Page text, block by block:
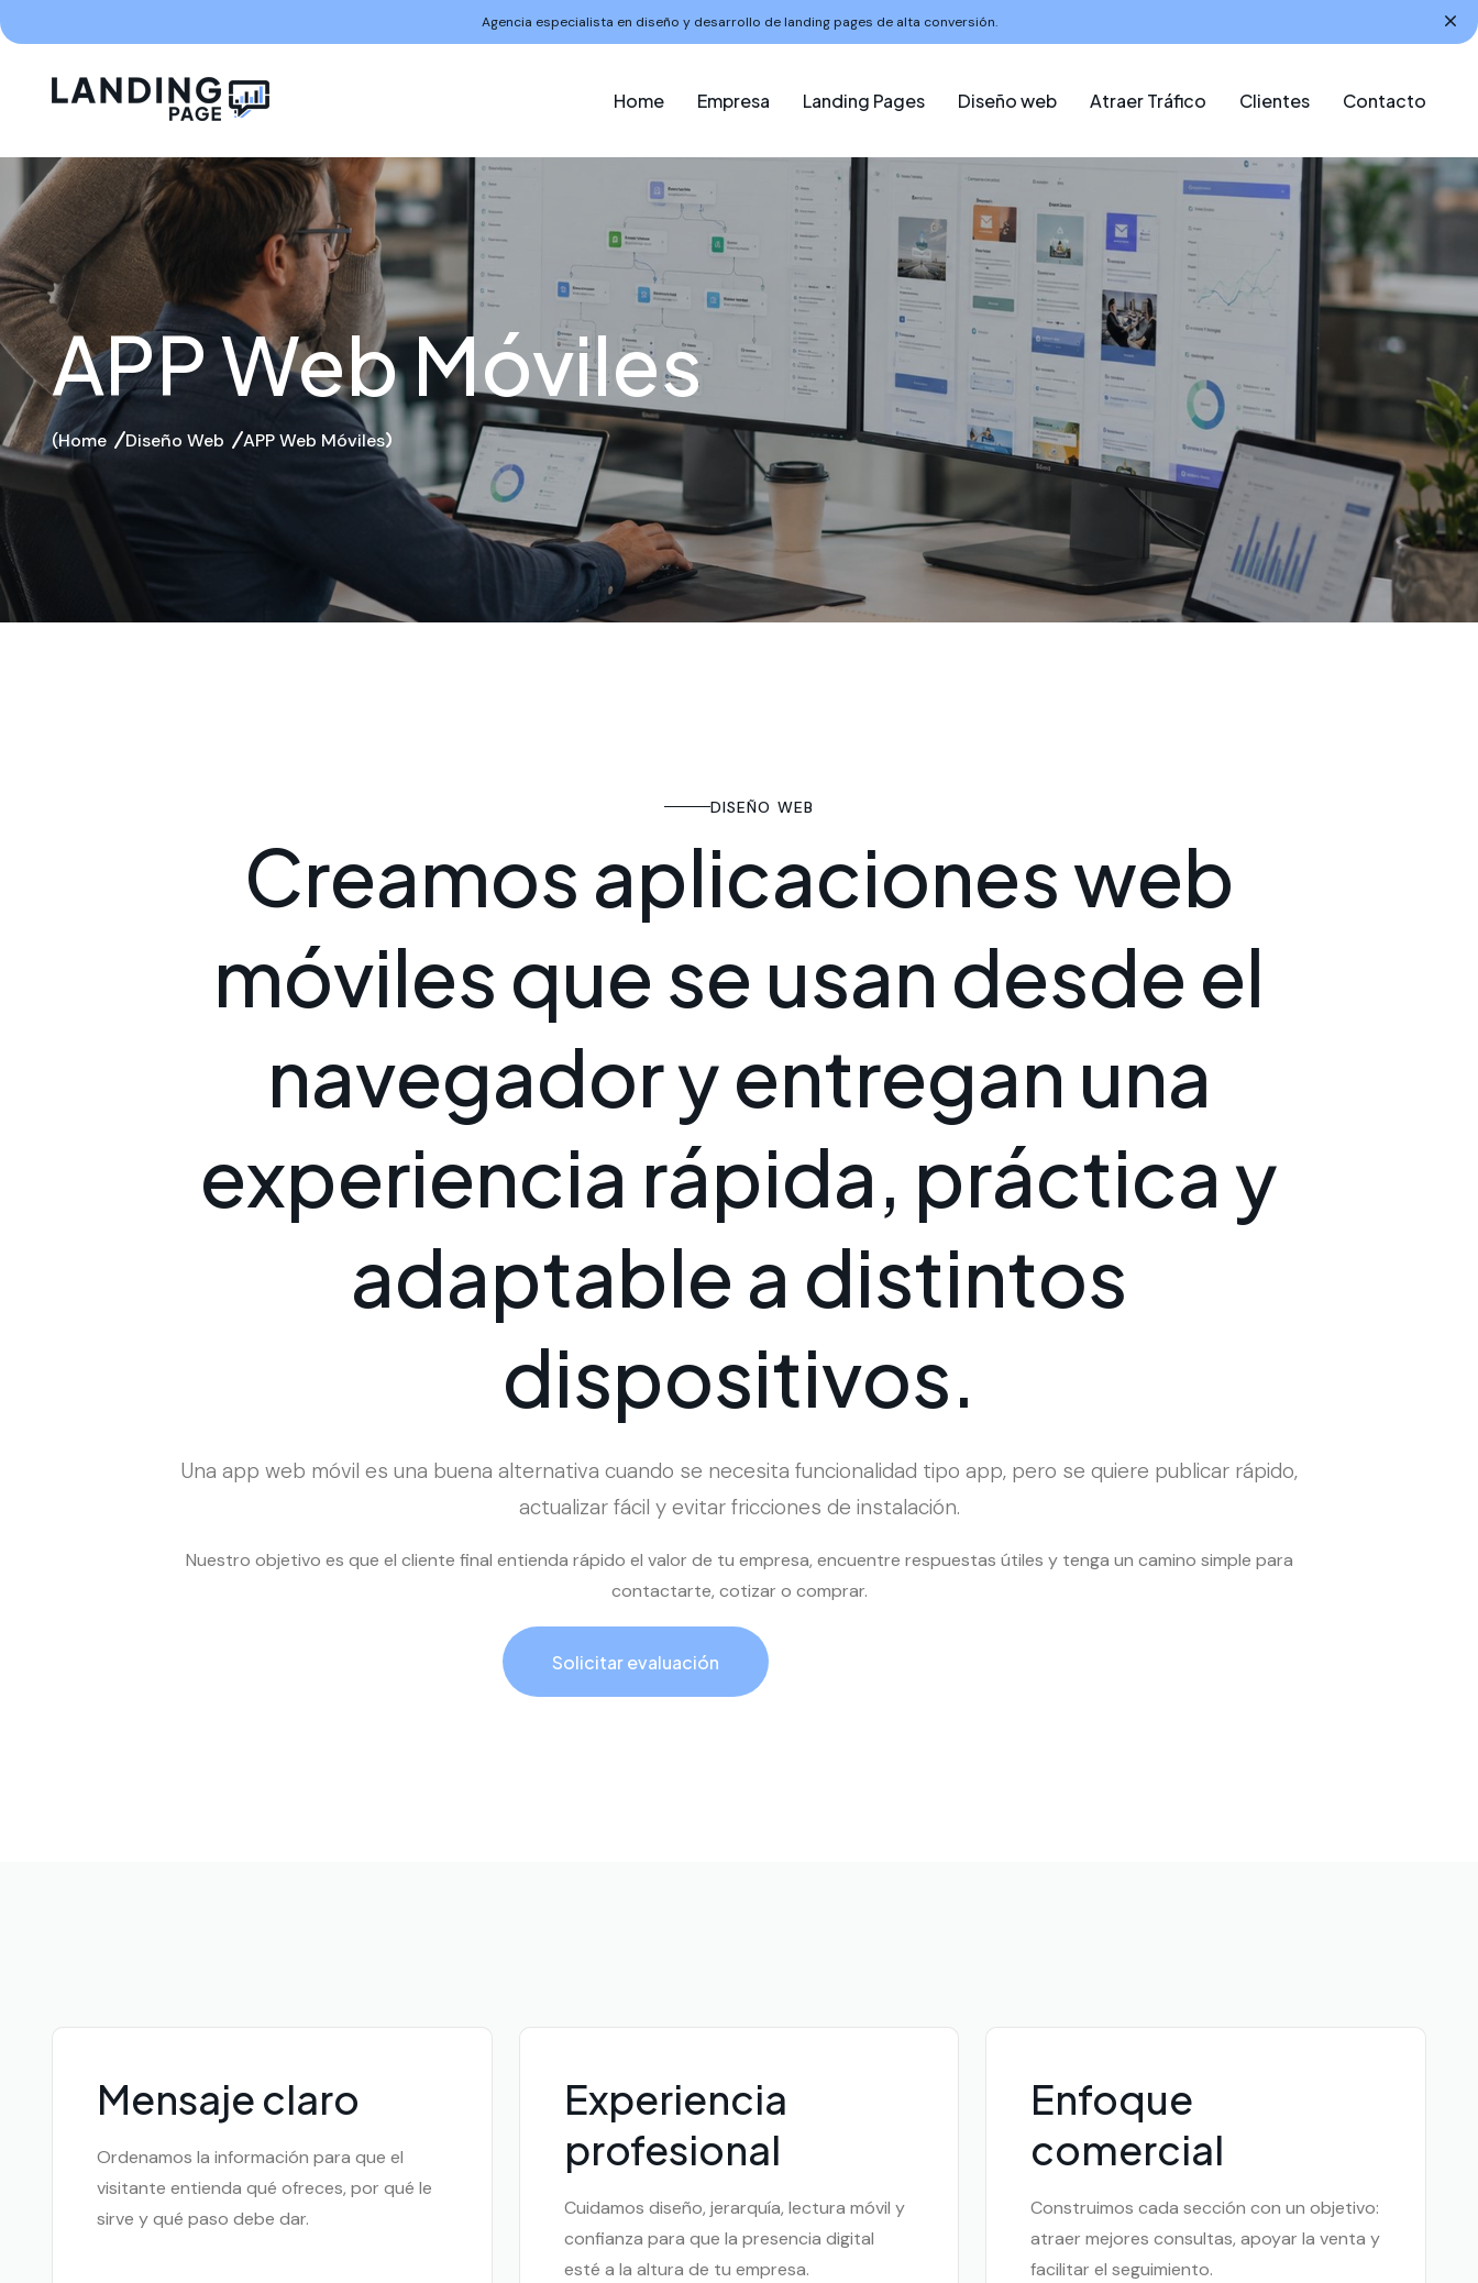
Agencia especialista en diseño y desarrollo de landing pages de alta conversión.
Home Empresa Landing Pages Diseño web Atraer Tráfico Clientes Contacto
APP Web Móviles
Home Diseño Web APP Web Móviles
DISEÑO WEB
Creamos aplicacionesweb
móviles que se usan desde el
navegadoryentregan una
experiencia rápida, prácticay
adaptable a distintos
dispositivos.
Una app web móvil es una buena alternativa cuando se necesita funcionalidad tipo app, pero se quiere publicar rápido,
actualizar fácil y evitar fricciones de instalación.
Nuestro objetivo es que el cliente final entienda rápido el valor de tu empresa, encuentre respuestas útiles y tenga un camino simple para
contactarte, cotizar o comprar.
Solicitar evaluación
Mensaje claro
Ordenamos la información para que el
visitante entienda qué ofreces, por qué le
sirve y qué paso debe dar.
Experiencia
profesional
Cuidamos diseño, jerarquía, lectura móvil y
confianza para que la presencia digital
esté a la altura de tu empresa.
Enfoque
comercial
Construimos cada sección con un objetivo:
atraer mejores consultas, apoyar la venta y
facilitar el seguimiento.